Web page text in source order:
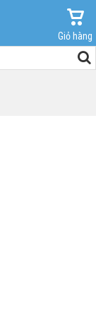
Giỏ hàng